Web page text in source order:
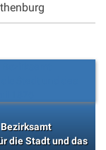
die Stadt und das